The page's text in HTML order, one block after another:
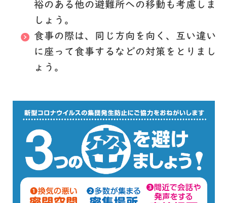
裕のある他の避難所への移動も考慮しま
しょう。
食事の際は、同じ方向を向く、互い違い
に座って食事するなどの対策をとりまし
ょう。